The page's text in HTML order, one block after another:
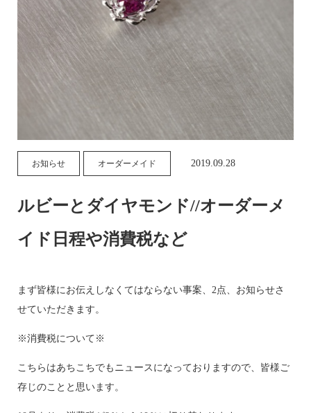
お知らせ オーダーメイド 2019.09.28
ルビーとダイヤモンド//オーダーメ
イド日程や消費税など
まず皆様にお伝えしなくてはならない事案、2点、お知らせさ
せていただきます。
※消費税について※
こちらはあちこちでもニュースになっておりますので、皆様ご
存じのことと思います。